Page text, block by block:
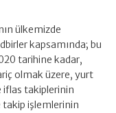
ülkemizde
kapsamında; bu
tarihine kadar,
olmak üzere, yurt
takiplerinin
takip işlemlerinin